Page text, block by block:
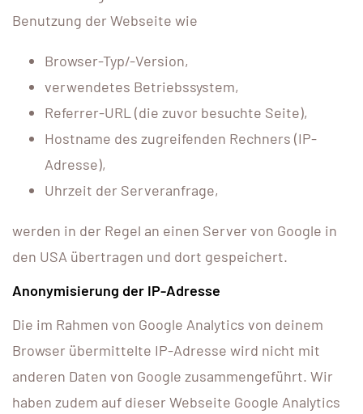
Benutzung der Webseite wie
Browser-Typ/-Version,
verwendetes Betriebssystem,
Referrer-URL (die zuvor besuchte Seite),
Hostname des zugreifenden Rechners (IP-
Adresse),
Uhrzeit der Serveranfrage,
werden in der Regel an einen Server von Google in
den USA übertragen und dort gespeichert.
Anonymisierung der IP-Adresse
Die im Rahmen von Google Analytics von deinem
Browser übermittelte IP-Adresse wird nicht mit
anderen Daten von Google zusammengeführt. Wir
haben zudem auf dieser Webseite Google Analytics